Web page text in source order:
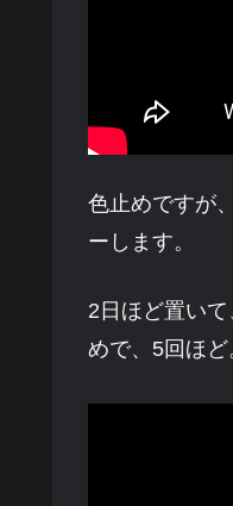
色止めですが
ーします。
2日ほど置い
めで、5回ほど